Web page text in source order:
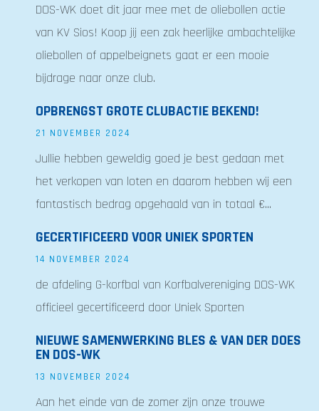
DOS-WK doet dit jaar mee met de oliebollen actie
van KV Sios! Koop jij een zak heerlijke ambachtelijke
oliebollen of appelbeignets gaat er een mooie
bijdrage naar onze club.
OPBRENGST GROTE CLUBACTIE BEKEND!
21 NOVEMBER 2024
Jullie hebben geweldig goed je best gedaan met
het verkopen van loten en daarom hebben wij een
fantastisch bedrag opgehaald van in totaal €...
GECERTIFICEERD VOOR UNIEK SPORTEN
14 NOVEMBER 2024
de afdeling G-korfbal van Korfbalvereniging DOS-WK
officieel gecertificeerd door Uniek Sporten
NIEUWE SAMENWERKING BLES & VAN DER DOES
EN DOS-WK
13 NOVEMBER 2024
Aan het einde van de zomer zijn onze trouwe